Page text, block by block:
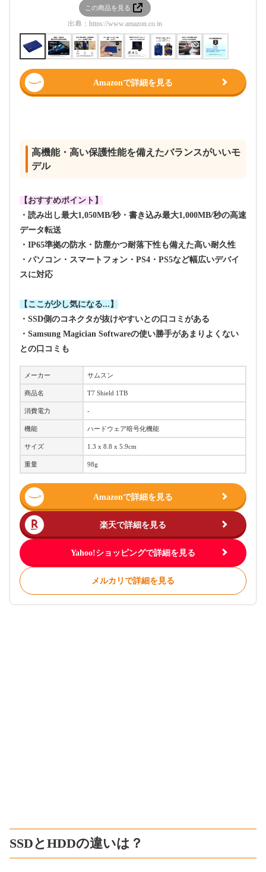
この商品を見る
出典： https://www.amazon.co.jp
Amazonで詳細を見る
高機能・高い保護性能を備えたバランスがいいモ
デル
【おすすめポイント】
・読み出し最大1,050MB/秒・書き込み最大1,000MB/秒の高速
データ転送
・IP65準拠の防水・防塵かつ耐落下性も備えた高い耐久性
・パソコン・スマートフォン・PS4・PS5など幅広いデバイ
スに対応
【ここが少し気になる...】
・SSD側のコネクタが抜けやすいとの口コミがある
・Samsung Magician Softwareの使い勝手があまりよくない
との口コミも
メーカー サムスン
商品名 T7 Shield 1TB
消費電力 ‐
機能 ハードウェア暗号化機能
サイズ 1.3 x 8.8 x 5.9cm
重量 98g
Amazonで詳細を見る
楽天で詳細を見る
Yahoo!ショッピングで詳細を見る
メルカリで詳細を見る
SSDとHDDの違いは？